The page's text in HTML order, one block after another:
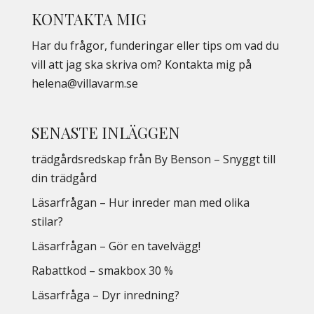
KONTAKTA MIG
Har du frågor, funderingar eller tips om vad du
vill att jag ska skriva om? Kontakta mig på
helena@villavarm.se
SENASTE INLÄGGEN
trädgårdsredskap från By Benson – Snyggt till
din trädgård
Läsarfrågan – Hur inreder man med olika
stilar?
Läsarfrågan – Gör en tavelvägg!
Rabattkod – smakbox 30 %
Läsarfråga – Dyr inredning?